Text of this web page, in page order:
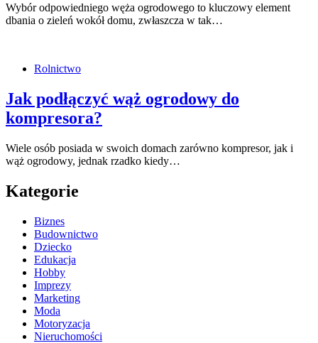
Wybór odpowiedniego węża ogrodowego to kluczowy element
dbania o zieleń wokół domu, zwłaszcza w tak…
Rolnictwo
Jak podłączyć wąż ogrodowy do
kompresora?
Wiele osób posiada w swoich domach zarówno kompresor, jak i
wąż ogrodowy, jednak rzadko kiedy…
Kategorie
Biznes
Budownictwo
Dziecko
Edukacja
Hobby
Imprezy
Marketing
Moda
Motoryzacja
Nieruchomości